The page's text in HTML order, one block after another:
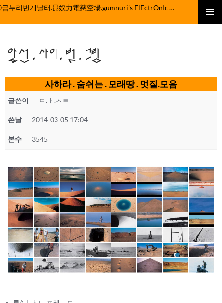
컨
뛰
기
ⓒ금누리번개날터.昆奴力電慈空場.gumnuri's ElEctrOnIc fActOrY
앞선.사이.벗.그림
사하라 . 숨쉬는 . 모래땅 . 멋질.모음
글쓴이 ㄷ.ㅏ.ㅅㅌ
쓴날 2014-03-05 17:04
본수 3545